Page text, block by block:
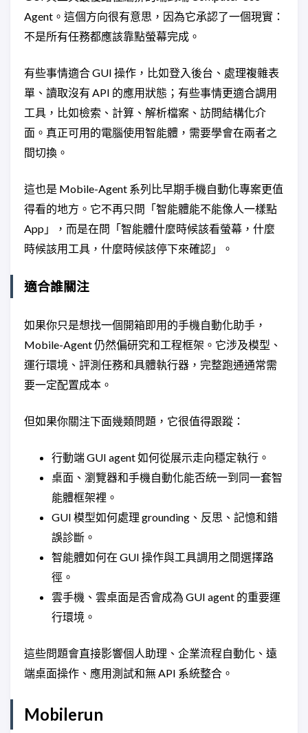
Agent。這個方向很有意思，因為它承認了一個現實：
不是所有任務都應該靠點螢幕完成。
有些事情適合 GUI 操作，比如登入後台、處理複雜表
單、讀取沒有 API 的應用狀態；有些事情更適合調用
工具，比如檢索、計算、解析檔案、訪問結構化介
面。真正可用的電腦使用智能體，需要學會在兩者之
間切換。
這也是 Mobile-Agent 系列比早期手機自動化專案更值
得看的地方。它不再只問「智能體能不能像人一樣點
App」，而是在問「智能體什麼時候該看螢幕，什麼
時候該用工具，什麼時候該停下來確認」。
適合誰關注
如果你只是想找一個開箱即用的手機自動化助手，
Mobile-Agent 仍然偏研究和工程框架。它涉及模型、
運行環境、評測任務和具體執行器，完整跑通通常需
要一定配置成本。
但如果你關注下面幾類問題，它很值得跟蹤：
行動端 GUI agent 如何從展示走向穩定執行。
桌面、瀏覽器和手機自動化能否統一到同一套智
能體框架裡。
GUI 模型如何處理 grounding、反思、記憶和錯
誤診斷。
智能體如何在 GUI 操作與工具調用之間選擇路
徑。
雲手機、雲桌面是否會成為 GUI agent 的重要運
行環境。
這些問題會直接影響個人助理、企業流程自動化、遠
端桌面操作、應用測試和無 API 系統整合。
Mobilerun